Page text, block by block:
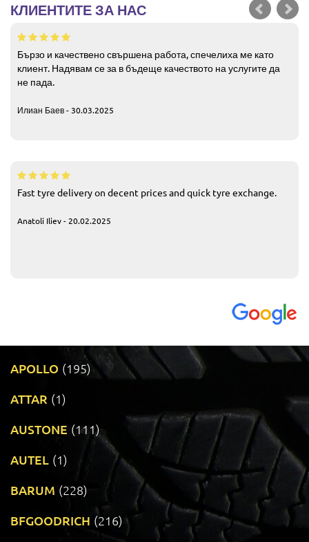
КЛИЕНТИТЕ ЗА НАС
Бързо и качествено свършена работа, спечелиха ме като
клиент. Надявам се за в бъдеще качеството на услугите да
не пада.
Илиан Баев - 30.03.2025
Fast tyre delivery on decent prices and quick tyre exchange.
Anatoli Iliev - 20.02.2025
APOLLO (195)
ATTAR (1)
AUSTONE (111)
AUTEL (1)
BARUM (228)
BFGOODRICH (216)